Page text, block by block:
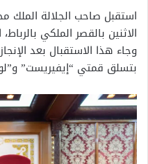
استقبل صاحب الجلالة الملك
الاثنين بالقصر الملكي
وجاء هذا الاستقبال بعد
بتسلق قمتي “إيفيريست”